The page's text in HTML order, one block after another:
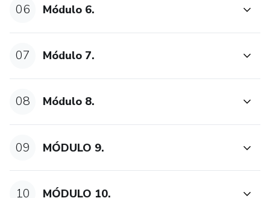
06 Módulo 6.
07 Módulo 7.
08 Módulo 8.
09 MÓDULO 9.
10 MÓDULO 10.